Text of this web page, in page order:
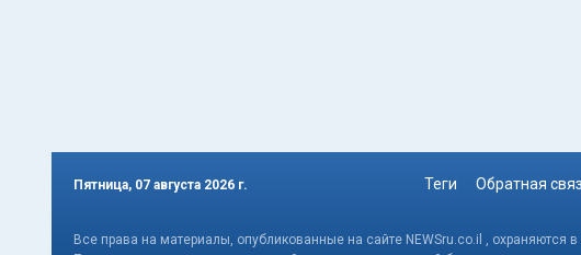
Пятница, 07 августа 2026 г. Теги Обратная
Все права на материалы, опубликованные на сайте NEWSru.co.il , охраняются